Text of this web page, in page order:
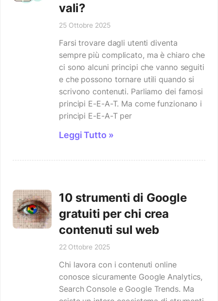
vali?
25 Ottobre 2025
Farsi trovare dagli utenti diventa
sempre più complicato, ma è chiaro che
ci sono alcuni principi che vanno seguiti
e che possono tornare utili quando si
scrivono contenuti. Parliamo dei famosi
principi E-E-A-T. Ma come funzionano i
principi E-E-A-T per
Leggi Tutto »
10 strumenti di Google
gratuiti per chi crea
contenuti sul web
22 Ottobre 2025
Chi lavora con i contenuti online
conosce sicuramente Google Analytics,
Search Console e Google Trends. Ma